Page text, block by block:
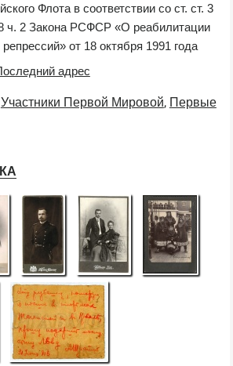
Флота в соответствии со ст. ст. 3
8 ч. 2 Закона РСФСР «О реабилитации
от 18 октября 1991 года
адрес
Участники Первой Мировой, Первые